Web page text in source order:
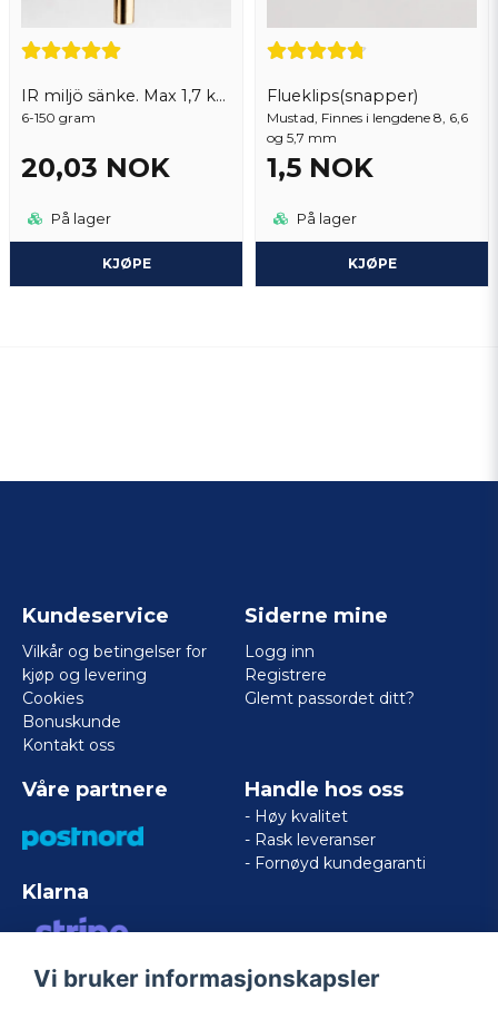
IR miljö sänke. Max 1,7 kg per order
6-150 gram
20,03 NOK
På lager
KJØPE
Flueklips(snapper)
Mustad, Finnes i lengdene 8, 6,6
og 5,7 mm
1,5 NOK
På lager
KJØPE
Kundeservice
Vilkår og betingelser for
kjøp og levering
Cookies
Bonuskunde
Kontakt oss
Siderne mine
Logg inn
Registrere
Glemt passordet ditt?
Våre partnere
Klarna
VISA/MASTERCARD/AMERICAN
Handle hos oss
- Høy kvalitet
- Rask leveranser
- Fornøyd kundegaranti
Vi bruker informasjonskapsler